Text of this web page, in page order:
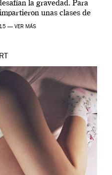
la gravedad. Para
unas clases de
el Tate […]
— VER MÁS